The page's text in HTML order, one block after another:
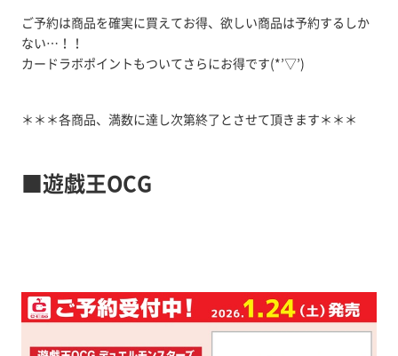
ご予約は商品を確実に買えてお得、欲しい商品は予約するしか
ない…！！
カードラボポイントもついてさらにお得です(*’▽’)
＊＊＊各商品、満数に達し次第終了とさせて頂きます＊＊＊
■遊戯王OCG